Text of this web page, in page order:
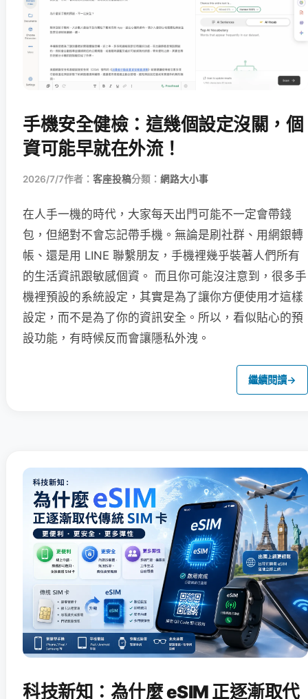
手機安全健檢：這幾個設定沒關，個
資可能早就在外流！
2026/7/7作者： 客座投稿分類： 網路大小事
在人手一機的時代，大家每天出門可能不一定會帶錢
包，但絕對不會忘記帶手機。無論是刷社群、用網銀轉
帳、還是用 LINE 聯繫朋友，手機裡幾乎裝著人們所有
的生活資訊跟敏感個資。 而且你可能沒注意到，很多手
機裡預設的系統設定，其實是為了讓你方便使用才這樣
設定，而不是為了你的資訊安全。所以，看似貼心的預
設功能，有時候反而會讓隱私外洩。
繼續閱讀→
科技新知：為什麼 eSIM 正逐漸取代